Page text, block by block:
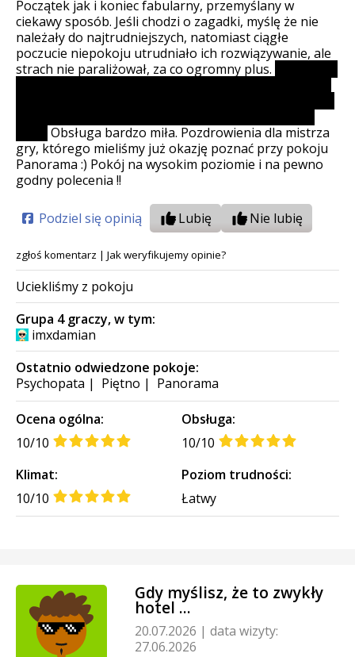
Początek jak i koniec fabularny, przemyślany w
ciekawy sposób. Jeśli chodzi o zagadki, myślę że nie
należały do najtrudniejszych, natomiast ciągłe
poczucie niepokoju utrudniało ich rozwiązywanie, ale
strach nie paraliżował, za co ogromny plus.
Obsługa bardzo miła. Pozdrowienia dla mistrza
gry, którego mieliśmy już okazję poznać przy pokoju
Panorama :) Pokój na wysokim poziomie i na pewno
godny polecenia !!
Podziel się opinią Lubię Nie lubię
zgłoś komentarz | Jak weryfikujemy opinie?
Uciekliśmy z pokoju
Grupa 4 graczy, w tym:
imxdamian
Ostatnio odwiedzone pokoje:
Psychopata | Piętno | Panorama
Ocena ogólna:
10/10
Obsługa:
10/10
Klimat:
10/10
Poziom trudności:
Łatwy
Gdy myślisz, że to zwykły
hotel ...
20.07.2026 | data wizyty:
27.06.2026